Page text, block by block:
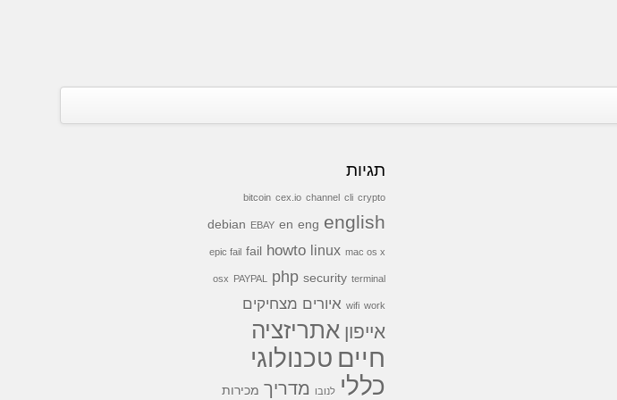
תגיות
bitcoin cex.io channel cli crypto
debian EBAY en eng english
epic fail fail howto linux mac os x
osx PAYPAL php security terminal
wifi work איורים מצחיקים
אייפון אתריזציה
חיים טכנולוגי
כללי
לנובו מדריך מכירות